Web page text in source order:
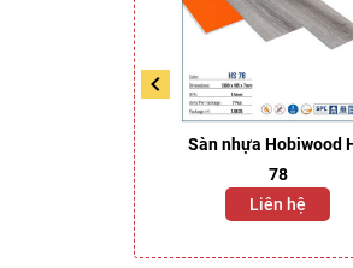
Kosmos N1681
Sàn nhựa Hobiwood
78
Liên hệ